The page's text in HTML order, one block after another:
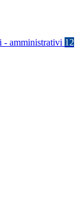
- amministrativi 12